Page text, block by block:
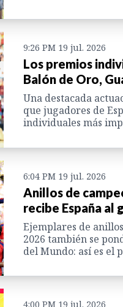
9:26 PM 19 jul. 2026
Los premios
Balón de Oro,
Una destacada
que jugadores de
individuales más
6:04 PM 19 jul. 2026
Anillos de
recibe España al
Ejemplares de
2026 también se
del Mundo: así es el
4:00 PM 19 jul. 2026